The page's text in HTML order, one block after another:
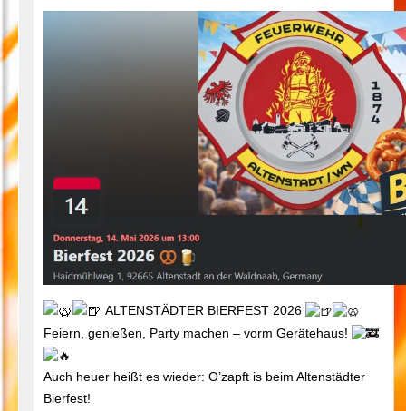
ALTENSTÄDTER BIERFEST 2026
Feiern, genießen, Party machen – vorm Gerätehaus!
Auch heuer heißt es wieder: O’zapft is beim Altenstädter
Bierfest!